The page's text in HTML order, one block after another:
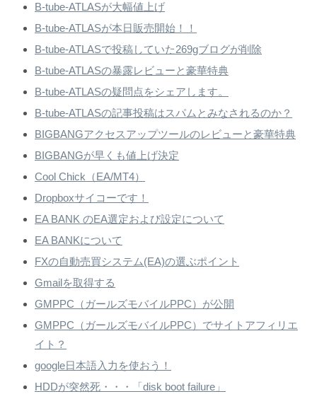
B-tube-ATLASが大幅値上げ
B-tube-ATLASが本日販売開始！！
B-tube-ATLASで投稿していた269gブログが削除
B-tube-ATLASの暴露レビューと豪華特典
B-tube-ATLASの疑問点をシェアします。
B-tube-ATLASの記事投稿はスパムとみなされるのか？
BIGBANGアクセスアップツールのレビューと豪華特典
BIGBANGが早くも値上げ決定
Cool Chick（EA/MT4）
Dropboxサイコーです！
EA BANK のEA選定および設定について
EA BANKについて
FXの自動売買システム(EA)の選ぶポイント
Gmailを取得する
GMPPC（ガールズモバイルPPC）が公開
GMPPC（ガールズモバイルPPC）でサイトアフィリエ
イト？
google日本語入力を使おう！
HDDが突然死・・・「disk boot failure」